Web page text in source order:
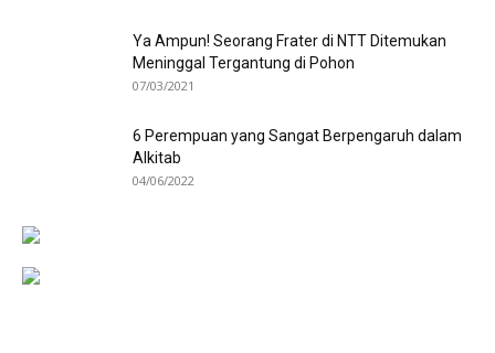
Ya Ampun! Seorang Frater di NTT Ditemukan
Meninggal Tergantung di Pohon
07/03/2021
6 Perempuan yang Sangat Berpengaruh dalam
Alkitab
04/06/2022